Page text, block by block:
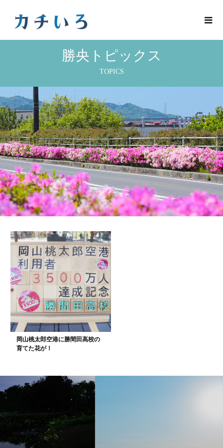
勝央トピックス
TOPICS
岡山桃太郎空港に勝間田高校の
育てた花が！